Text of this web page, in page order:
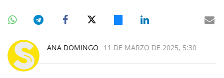
ANA DOMINGO 11 DE MARZO DE 2025, 5:30